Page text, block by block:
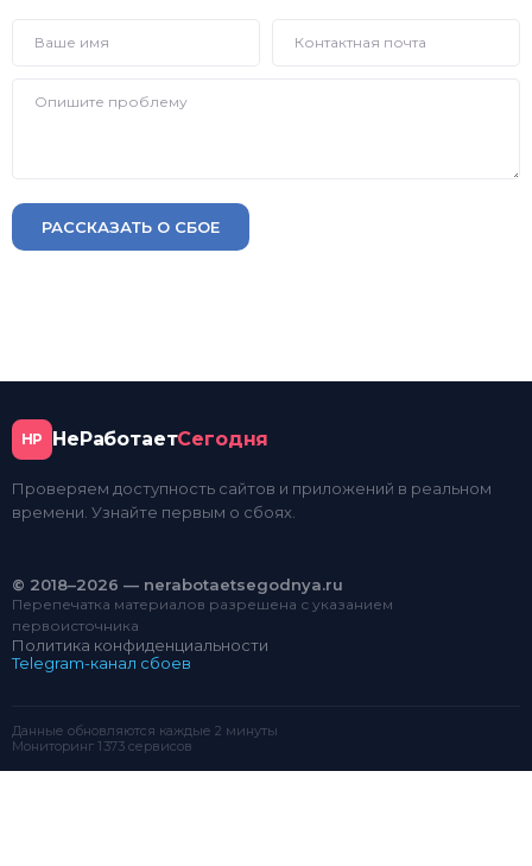
РАССКАЗАТЬ О СБОЕ
НР НеРаботаетСегодня
Проверяем доступность сайтов и приложений в реальном
времени. Узнайте первым о сбоях.
© 2018–2026 — nerabotaetsegodnya.ru
Перепечатка материалов разрешена с указанием
первоисточника
Политика конфиденциальности
Telegram-канал сбоев
Данные обновляются каждые 2 минуты
Мониторинг 1 373 сервисов